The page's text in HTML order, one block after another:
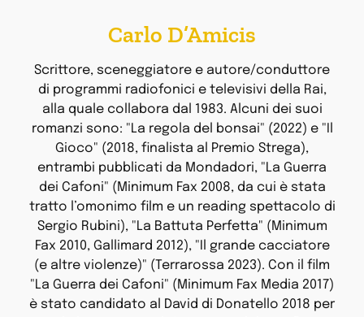
Carlo D’Amicis
Scrittore, sceneggiatore e autore/conduttore
di programmi radiofonici e televisivi della Rai,
alla quale collabora dal 1983. Alcuni dei suoi
romanzi sono: "La regola del bonsai" (2022) e "Il
Gioco" (2018, finalista al Premio Strega),
entrambi pubblicati da Mondadori, "La Guerra
dei Cafoni" (Minimum Fax 2008, da cui è stata
tratto l’omonimo film e un reading spettacolo di
Sergio Rubini), "La Battuta Perfetta" (Minimum
Fax 2010, Gallimard 2012), "Il grande cacciatore
(e altre violenze)" (Terrarossa 2023). Con il film
"La Guerra dei Cafoni" (Minimum Fax Media 2017)
è stato candidato al David di Donatello 2018 per